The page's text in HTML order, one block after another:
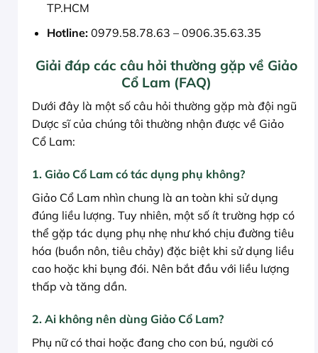
TP.HCM
Hotline:0979.58.78.63 – 0906.35.63.35
Giải đáp các câu hỏi thường gặp về Giảo
Cổ Lam (FAQ)
Dưới đây là một số câu hỏi thường gặp mà đội ngũ
Dược sĩ của chúng tôi thường nhận được về Giảo
Cổ Lam:
1. Giảo Cổ Lam có tác dụng phụ không?
Giảo Cổ Lam nhìn chung là an toàn khi sử dụng
đúng liều lượng. Tuy nhiên, một số ít trường hợp có
thể gặp tác dụng phụ nhẹ như khó chịu đường tiêu
hóa (buồn nôn, tiêu chảy) đặc biệt khi sử dụng liều
cao hoặc khi bụng đói. Nên bắt đầu với liều lượng
thấp và tăng dần.
2. Ai không nên dùng Giảo Cổ Lam?
Phụ nữ có thai hoặc đang cho con bú, người có